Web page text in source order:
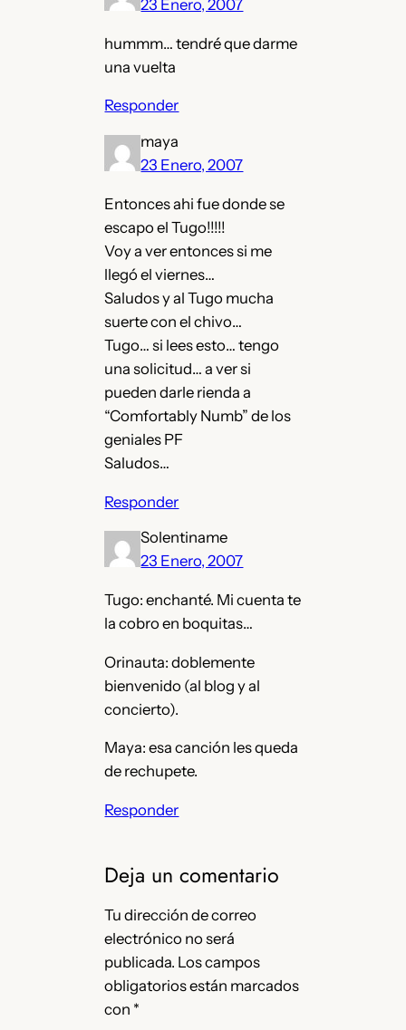
23 Enero, 2007
hummm… tendré que darme
una vuelta
Responder
maya
23 Enero, 2007
Entonces ahi fue donde se
escapo el Tugo!!!!!
Voy a ver entonces si me
llegó el viernes…
Saludos y al Tugo mucha
suerte con el chivo…
Tugo… si lees esto… tengo
una solicitud… a ver si
pueden darle rienda a
“Comfortably Numb” de los
geniales PF
Saludos…
Responder
Solentiname
23 Enero, 2007
Tugo: enchanté. Mi cuenta te
la cobro en boquitas…
Orinauta: doblemente
bienvenido (al blog y al
concierto).
Maya: esa canción les queda
de rechupete.
Responder
Deja un comentario
Tu dirección de correo
electrónico no será
publicada. Los campos
obligatorios están marcados
con *